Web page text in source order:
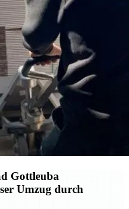
Gottleuba
Umzug durch